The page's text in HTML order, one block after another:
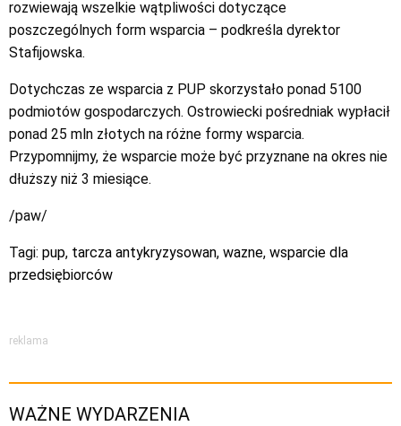
rozwiewają wszelkie wątpliwości dotyczące
poszczególnych form wsparcia – podkreśla dyrektor
Stafijowska.
Dotychczas ze wsparcia z PUP skorzystało ponad 5100
podmiotów gospodarczych. Ostrowiecki pośredniak wypłacił
ponad 25 mln złotych na różne formy wsparcia.
Przypomnijmy, że wsparcie może być przyznane na okres nie
dłuższy niż 3 miesiące.
/paw/
Tagi: pup, tarcza antykryzysowan, wazne, wsparcie dla
przedsiębiorców
reklama
WAŻNE WYDARZENIA